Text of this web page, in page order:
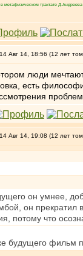
трактате
Авг 14, 18:56 (12 лет
люди
есть
Авг 14, 19:08 (12 лет
он умнее,
он прекратил
потому что
будущего фильм